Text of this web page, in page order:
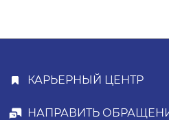
КАРЬЕРНЫЙ ЦЕНТР
НАПРАВИТЬ